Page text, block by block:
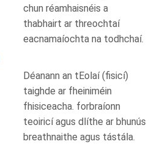
chun réamhaisnéis a
thabhairt ar threochtaí
eacnamaíochta na todhchaí.
Déanann an tEolaí (fisicí)
taighde ar fheiniméin
fhisiceacha. forbraíonn
teoiricí agus dlíthe ar bhunús
breathnaithe agus tástála.